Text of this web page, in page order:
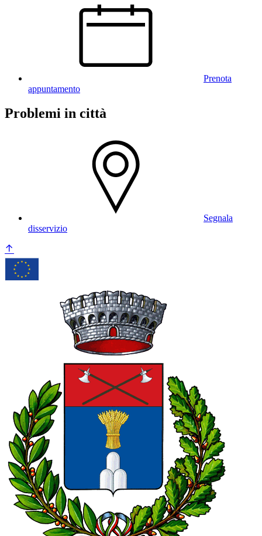
Prenota
appuntamento
Problemi in città
Segnala
disservizio